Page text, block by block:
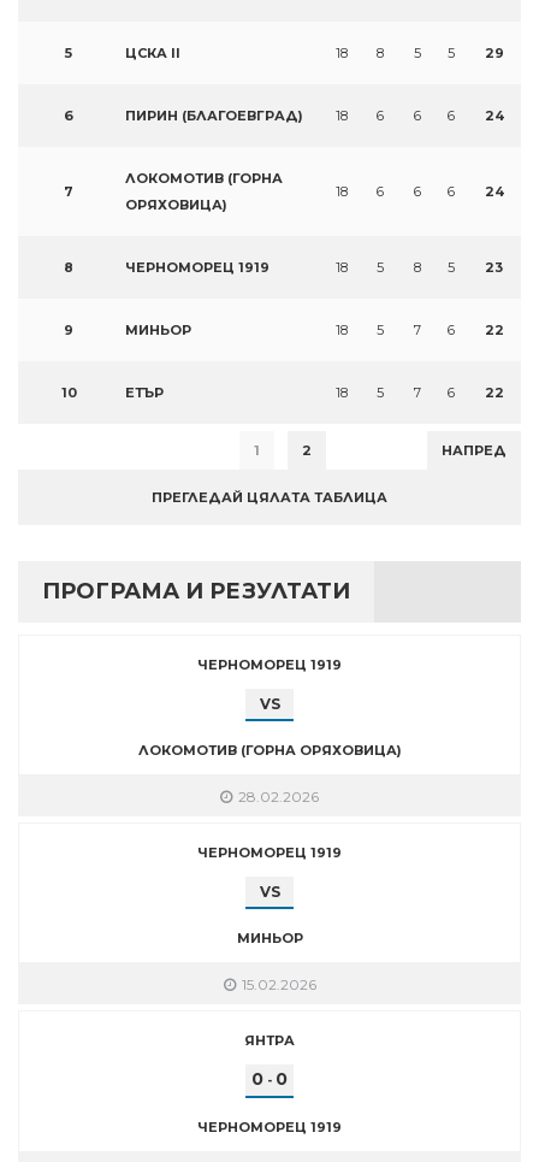
5 ЦСКА II 18 8 5 5 29
6 ПИРИН (БЛАГОЕВГРАД) 18 6 6 6 24
7
ЛОКОМОТИВ (ГОРНА
ОРЯХОВИЦА)
18 6 6 6 24
8 ЧЕРНОМОРЕЦ 1919 18 5 8 5 23
9 МИНЬОР 18 5 7 6 22
10 ЕТЪР 18 5 7 6 22
1 2 НАПРЕД
ПРЕГЛЕДАЙ ЦЯЛАТА ТАБЛИЦА
ПРОГРАМА И РЕЗУЛТАТИ
ЧЕРНОМОРЕЦ 1919
VS
ЛОКОМОТИВ (ГОРНА ОРЯХОВИЦА)
28.02.2026
ЧЕРНОМОРЕЦ 1919
VS
МИНЬОР
15.02.2026
ЯНТРА
0 - 0
ЧЕРНОМОРЕЦ 1919